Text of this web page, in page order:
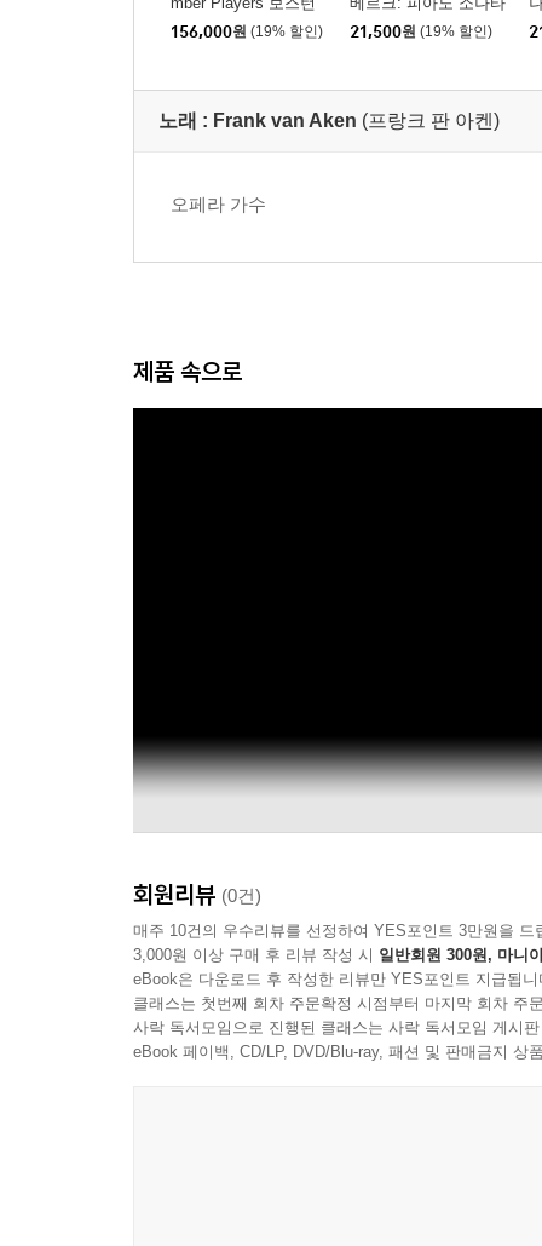
심포니 체임버 플레이
어즈 - DG 녹음 에디션
ophon Recordings)
156,000원 (19% 할인)
(Schubert / Berg: Pian
o Sonatas)
21,500원 (19% 할인)
1
노래 : Frank van Aken (프랑크 판 아켄)
오페라 가수
제품 속으로
회원리뷰 (0건)
매주 10건의 우수리뷰를 선정하여 YES포인트 3만원을 드
3,000원 이상 구매 후 리뷰 작성 시 일반회원 300원, 마니
eBook은 다운로드 후 작성한 리뷰만 YES포인트 지급됩니
클래스는 첫번째 회차 주문확정 시점부터 마지막 회차 주
사락 독서모임으로 진행된 클래스는 사락 독서모임 게시
eBook 페이백, CD/LP, DVD/Blu-ray, 패션 및 판매금지 상